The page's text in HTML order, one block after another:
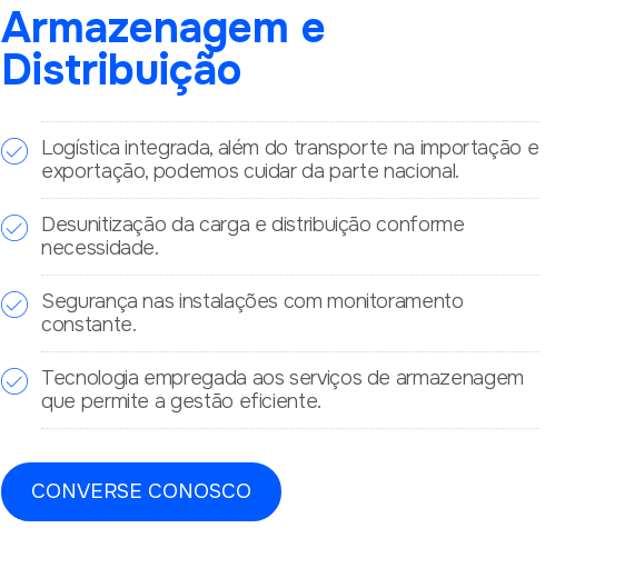
Armazenagem e
Distribuição
Logística integrada, além do transporte na importação e
exportação, podemos cuidar da parte nacional.
Desunitização da carga e distribuição conforme
necessidade.
Segurança nas instalações com monitoramento
constante.
Tecnologia empregada aos serviços de armazenagem
que permite a gestão eficiente.
CONVERSE CONOSCO